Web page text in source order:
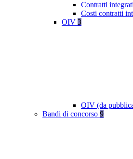
Contratti
Costi contratti
OIV 3
OIV (da
Bandi di concorso 9